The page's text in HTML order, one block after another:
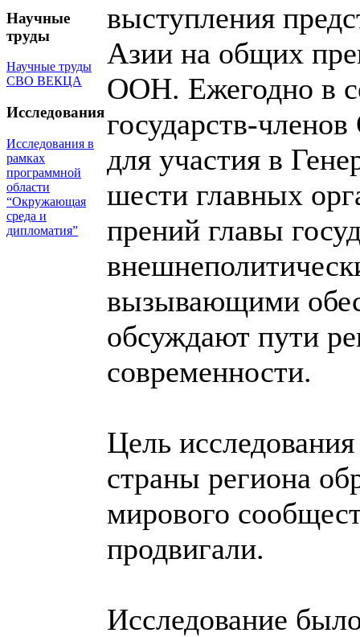
Научные
труды
Научные труды
СВО ВЕКЦА
Исследования
Исследования в
рамках
программной
области
“Окружающая
среда и
дипломатия”
выступления
Азии на общих
ООН. Ежегодно в
государств-
для участия в
шести главных
прений главы
вызывающими
обсуждают пути
современности.
Цель
страны региона
мирового
продвигали.
Исследование